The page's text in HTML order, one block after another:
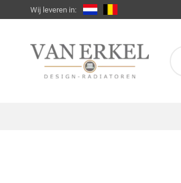
Wij leveren in: